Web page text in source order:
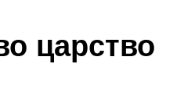
царство